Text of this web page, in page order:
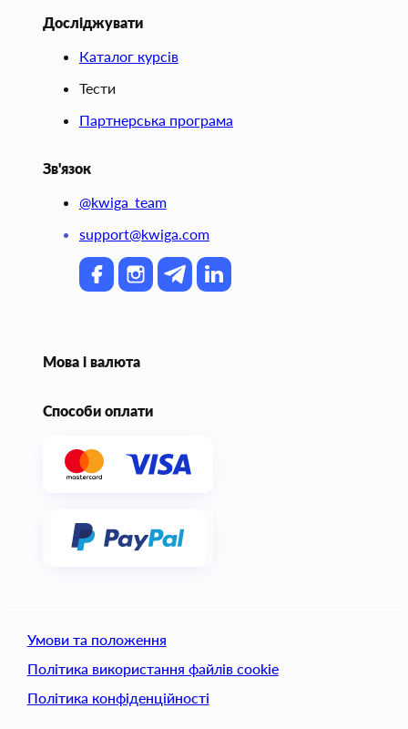
Досліджувати
Каталог курсів
Тести
Партнерська програма
Зв'язок
@kwiga_team
support@kwiga.com
Мова і валюта
Способи оплати
Умови та положення
Політика використання файлів cookie
Політика конфіденційності